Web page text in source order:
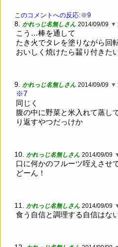
このコメントへの反応:※9
8. かれっじ名無しさん 2014/09/09 ▼
こう…棒を通して
たき火でタレを塗りながら回
おいしく焼けたら齧り付きた
9. かれっじ名無しさん 2014/09/09 ▼
※7
同じく
腹の中に野菜と米入れて蒸し
り返すやつだっけか
10. かれっじ名無しさん 2014/09/09
口に何かのフルーツ咥えさせ
どーん！
11. かれっじ名無しさん 2014/09/09
食う自信と調理する自信はな